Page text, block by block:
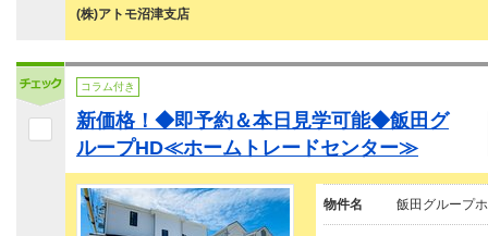
(株)アトモ沼津支店
コラム付き
新価格！◆即予約＆本日見学可能◆飯田グ
ループHD≪ホームトレードセンター≫
物件名 飯田グループ